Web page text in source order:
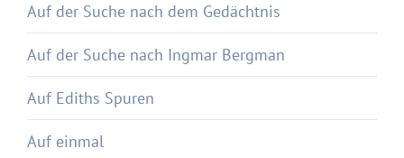
Auf der Suche nach dem Gedächtnis
Auf der Suche nach Ingmar Bergman
Auf Ediths Spuren
Auf einmal